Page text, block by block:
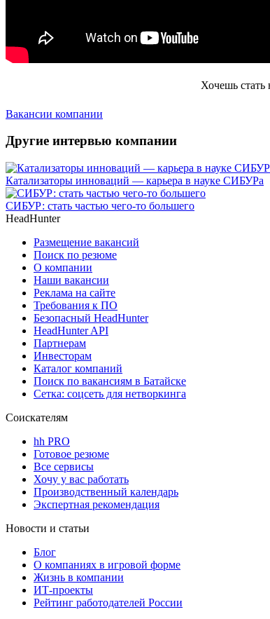
Хочешь стать
Вакансии компании
Другие интервью компании
Катализаторы инноваций — карьера в науке СИБУРа
СИБУР: стать частью чего-то большего
HeadHunter
Размещение вакансий
Поиск по резюме
О компании
Наши вакансии
Реклама на сайте
Требования к ПО
Безопасный HeadHunter
HeadHunter API
Партнерам
Инвесторам
Каталог компаний
Поиск по вакансиям в Батайске
Сетка: соцсеть для нетворкинга
Соискателям
hh PRO
Готовое резюме
Все сервисы
Хочу у вас работать
Производственный календарь
Экспертная рекомендация
Новости и статьи
Блог
О компаниях в игровой форме
Жизнь в компании
ИТ-проекты
Рейтинг работодателей России